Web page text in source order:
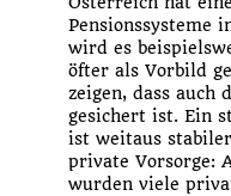
Pensionssysteme
wird es
öfter als Vorbild
zeigen, dass auch
gesichert ist. Ein
ist weitaus
private Vorsorge:
wurden viele